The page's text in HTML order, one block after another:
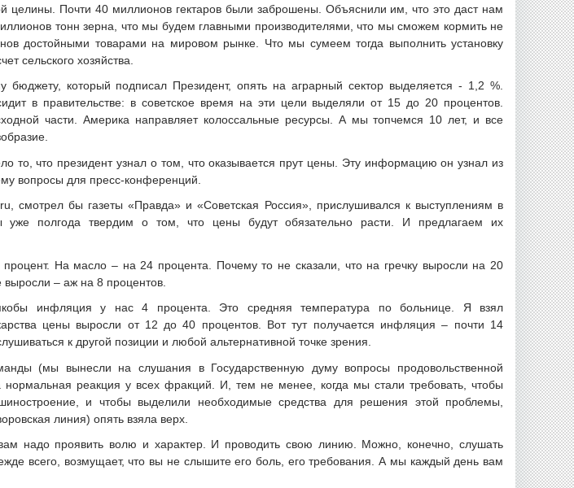
целины. Почти 40 миллионов гектаров были заброшены. Объяснили им, что это даст нам
тонн зерна, что мы будем главными производителями, что мы сможем кормить не
достойными товарами на мировом рынке. Что мы сумеем тогда выполнить установку
сельского хозяйства.
который подписал Президент, опять на аграрный сектор выделяется - 1,2 %.
в правительстве: в советское время на эти цели выделяли от 15 до 20 процентов.
части. Америка направляет колоссальные ресурсы. А мы топчемся 10 лет, и все
то, что президент узнал о том, что оказывается прут цены. Эту информацию он узнал из
вопросы для пресс-конференций.
смотрел бы газеты «Правда» и «Советская Россия», прислушивался к выступлениям в
полгода твердим о том, что цены будут обязательно расти. И предлагаем их
На масло – на 24 процента. Почему то не сказали, что на гречку выросли на 20
– аж на 8 процентов.
инфляция у нас 4 процента. Это средняя температура по больнице. Я взял
цены выросли от 12 до 40 процентов. Вот тут получается инфляция – почти 14
к другой позиции и любой альтернативной точке зрения.
(мы вынесли на слушания в Государственную думу вопросы продовольственной
нормальная реакция у всех фракций. И, тем не менее, когда мы стали требовать, чтобы
и чтобы выделили необходимые средства для решения этой проблемы,
линия) опять взяла верх.
надо проявить волю и характер. И проводить свою линию. Можно, конечно, слушать
всего, возмущает, что вы не слышите его боль, его требования. А мы каждый день вам